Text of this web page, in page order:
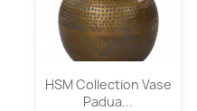
HSM Collection Vase
Padua...